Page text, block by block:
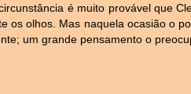
é muito provável que
os olhos. Mas naquela ocasião o
um grande pensamento o